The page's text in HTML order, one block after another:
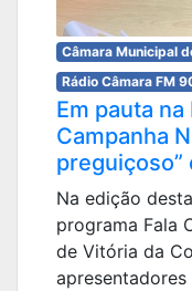
Câmara Municipal
Rádio Câmara FM
Em pauta
Campanha
preguiçoso”
Na edição
programa Fala
de Vitória da
apresentadores